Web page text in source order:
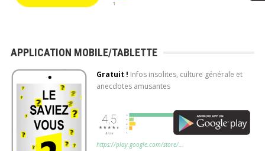
APPLICATION MOBILE/TABLETTE
Gratuit ! Infos insolites, culture générale et
anecdotes amusantes
https://play.google.com/store/…